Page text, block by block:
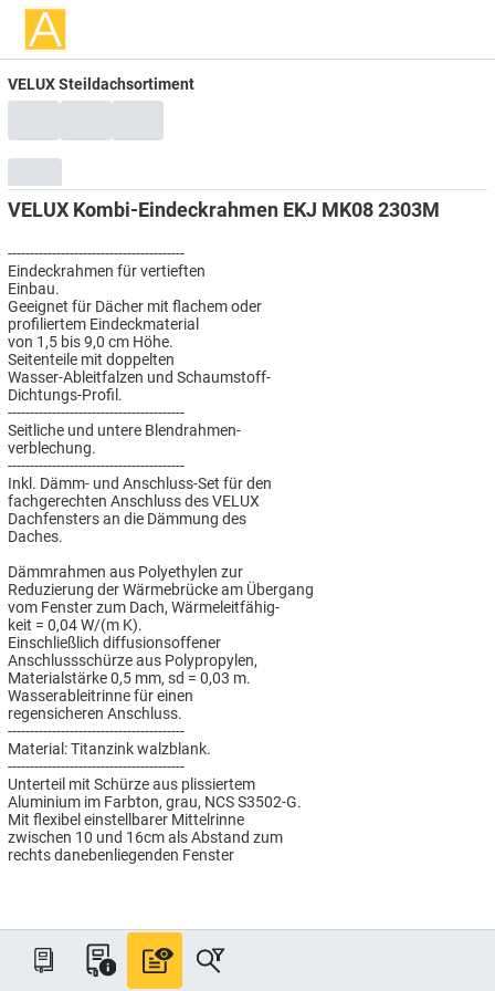
VELUX Steildachsortiment
VELUX Kombi-Eindeckrahmen EKJ MK08 2303M
----------------------------------------
Eindeckrahmen für vertieften
Einbau.
Geeignet für Dächer mit flachem oder
profiliertem Eindeckmaterial
von 1,5 bis 9,0 cm Höhe.
Seitenteile mit doppelten
Wasser-Ableitfalzen und Schaumstoff-
Dichtungs-Profil.
----------------------------------------
Seitliche und untere Blendrahmen-
verblechung.
----------------------------------------
Inkl. Dämm- und Anschluss-Set für den
fachgerechten Anschluss des VELUX
Dachfensters an die Dämmung des
Daches.
Dämmrahmen aus Polyethylen zur
Reduzierung der Wärmebrücke am Übergang
vom Fenster zum Dach, Wärmeleitfähig-
keit = 0,04 W/(m K).
Einschließlich diffusionsoffener
Anschlussschürze aus Polypropylen,
Materialstärke 0,5 mm, sd = 0,03 m.
Wasserableitrinne für einen
regensicheren Anschluss.
----------------------------------------
Material: Titanzink walzblank.
----------------------------------------
Unterteil mit Schürze aus plissiertem
Aluminium im Farbton, grau, NCS S3502-G.
Mit flexibel einstellbarer Mittelrinne
zwischen 10 und 16cm als Abstand zum
rechts danebenliegenden Fenster